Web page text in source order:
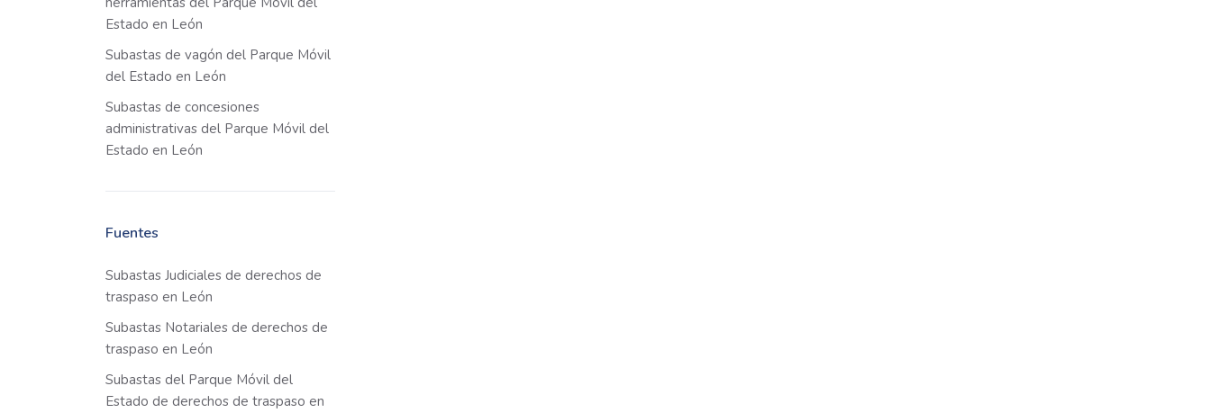
Estado en León
Subastas de vagón del Parque Móvil
del Estado en León
Subastas de concesiones
administrativas del Parque Móvil del
Estado en León
Fuentes
Subastas Judiciales de derechos de
traspaso en León
Subastas Notariales de derechos de
traspaso en León
Subastas del Parque Móvil del
Estado de derechos de traspaso en